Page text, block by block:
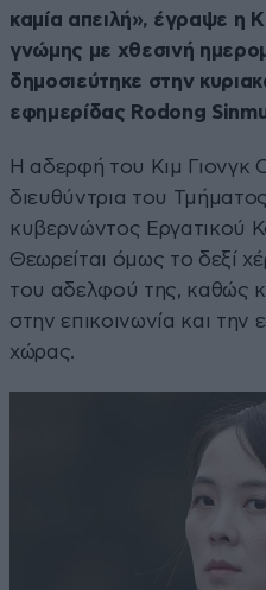
καμία απειλή», έγραψε η
γνώμης με χθεσινή
δημοσιεύτηκε στην
εφημερίδας Rodong
Η αδερφή του Κιμ Γιονγκ
διευθύντρια του
κυβερνώντος Εργατικού
Θεωρείται όμως το δεξί
του αδελφού της, καθώς
στην επικοινωνία και την
χώρας.